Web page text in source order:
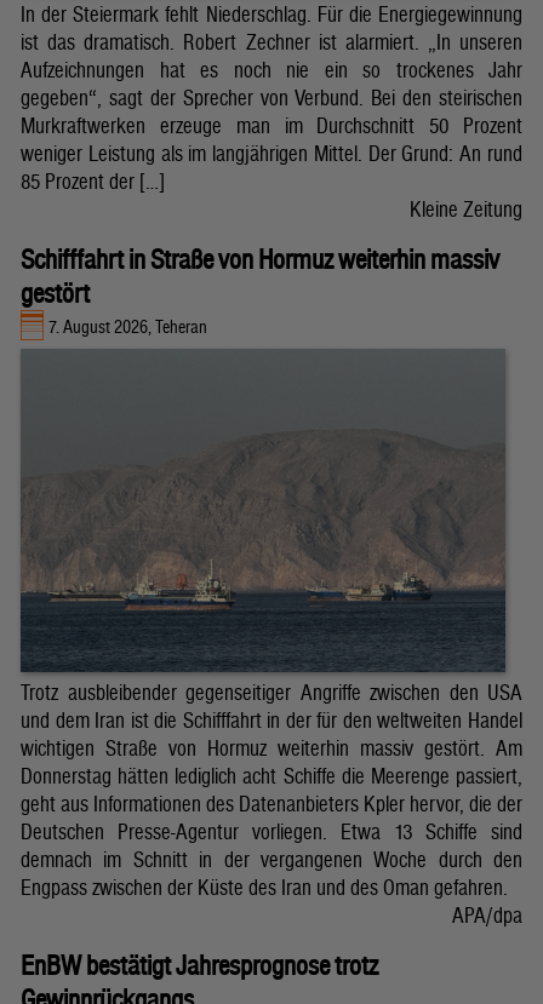
In der Steiermark fehlt Niederschlag. Für die Energiegewinnung
ist das dramatisch. Robert Zechner ist alarmiert. „In unseren
Aufzeichnungen hat es noch nie ein so trockenes Jahr
gegeben“, sagt der Sprecher von Verbund. Bei den steirischen
Murkraftwerken erzeuge man im Durchschnitt 50 Prozent
weniger Leistung als im langjährigen Mittel. Der Grund: An rund
85 Prozent der […]
Kleine Zeitung
Schifffahrt in Straße von Hormuz weiterhin massiv
gestört
7. August 2026, Teheran
Trotz ausbleibender gegenseitiger Angriffe zwischen den USA
und dem Iran ist die Schifffahrt in der für den weltweiten Handel
wichtigen Straße von Hormuz weiterhin massiv gestört. Am
Donnerstag hätten lediglich acht Schiffe die Meerenge passiert,
geht aus Informationen des Datenanbieters Kpler hervor, die der
Deutschen Presse-Agentur vorliegen. Etwa 13 Schiffe sind
demnach im Schnitt in der vergangenen Woche durch den
Engpass zwischen der Küste des Iran und des Oman gefahren.
APA/dpa
EnBW bestätigt Jahresprognose trotz